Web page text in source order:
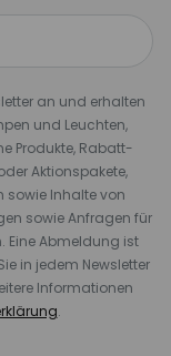
an und erhalten
und Leuchten,
Produkte, Rabatt-
Aktionspakete,
sowie Inhalte von
sowie Anfragen für
Eine Abmeldung ist
in jedem Newsletter
Informationen
.